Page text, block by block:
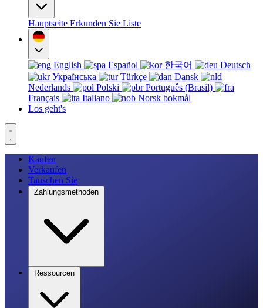
Hauptseite Erkunden Sie Liste
English Español 한국어
Deutsch
Українська
Türkçe
Dansk
Nederlands
Polski
Português (Brasil)
Français
Italiano
Norsk bokmål
Los geht's
Kaufen
Verkaufen
Tauschen Sie
Zahlungsmethoden
Ressourcen